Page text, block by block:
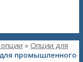
опции » Опции для
промышленного